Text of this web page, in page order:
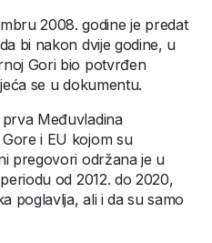
2008. godine je predat
bi nakon dvije godine, u
Gori bio potvrđen
se u dokumentu.
Međuvladina
i EU kojom su
pregovori održana je u
od 2012. do 2020,
poglavlja, ali i da su samo